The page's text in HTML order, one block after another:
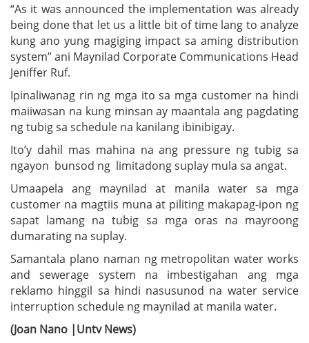
“As it was announced the implementation was already
being done that let us a little bit of time lang to analyze
kung ano yung magiging impact sa aming distribution
system” ani Maynilad Corporate Communications Head
Jeniffer Ruf.
Ipinaliwanag rin ng mga ito sa mga customer na hindi
maiiwasan na kung minsan ay maantala ang pagdating
ng tubig sa schedule na kanilang ibinibigay.
Ito’y dahil mas mahina na ang pressure ng tubig sa
ngayon bunsod ng limitadong suplay mula sa angat.
Umaapela ang maynilad at manila water sa mga
customer na magtiis muna at piliting makapag-ipon ng
sapat lamang na tubig sa mga oras na mayroong
dumarating na suplay.
Samantala plano naman ng metropolitan water works
and sewerage system na imbestigahan ang mga
reklamo hinggil sa hindi nasusunod na water service
interruption schedule ng maynilad at manila water.
(Joan Nano |Untv News)